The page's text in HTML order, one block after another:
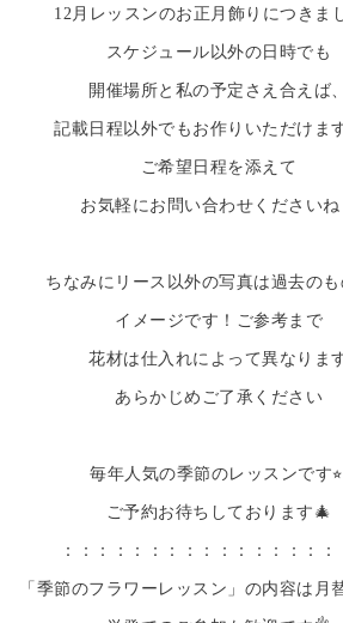
12月レッスンのお正月飾りにつきま
スケジュール以外の日時でも
開催場所と私の予定さえ合えば
記載日程以外でもお作りいただけま
ご希望日程を添えて
お気軽にお問い合わせくださいね
ちなみにリース以外の写真は過去の
イメージです！ご参考まで
花材は仕入れによって異なりま
あらかじめご了承ください
毎年人気の季節のレッスンです
ご予約お待ちしております🎄
：：：：：：：：：：：：：：：
「季節のフラワーレッスン」の内容は月